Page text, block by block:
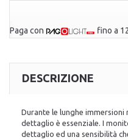
Paga con fino a
DESCRIZIONE
Durante le lunghe immersioni
dettaglio è essenziale. I
dettaglio ed una sensibilità